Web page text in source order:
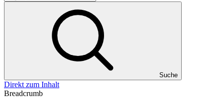
Suche
Direkt zum Inhalt
Breadcrumb